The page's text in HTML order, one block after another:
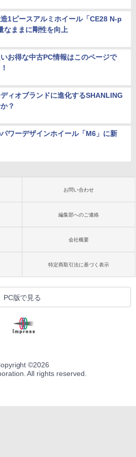
1ピースアルミホイール「CE28 N-p
なままに剛性を向上
お得な中古PC情報はこのページで
ィオブランドに進化するSHANLING
？
ワーデザインホイール「M6」に新
お問い合わせ
編集部へのご連絡
会社概要
特定商取引法に基づく表示
PC版で見る
©2026
All rights reserved.